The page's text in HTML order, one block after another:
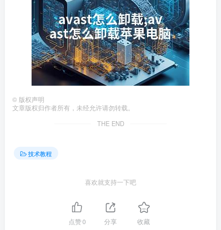
© 版权声明
文章版权归作者所有，未经允许请勿转载。
THE END
技术教程
喜欢就支持一下吧
点赞0 分享 收藏